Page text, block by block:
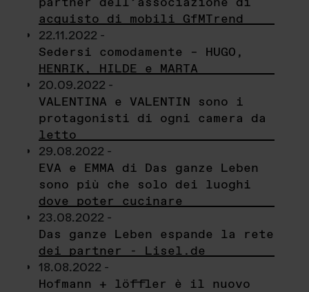
acquisto di mobili GfMTrend
22.11.2022 -
Sedersi comodamente – HUGO,
HENRIK, HILDE e MARTA
20.09.2022 -
VALENTINA e VALENTIN sono i
protagonisti di ogni camera da
letto
29.08.2022 -
EVA e EMMA di Das ganze Leben
sono più che solo dei luoghi
dove poter cucinare
23.08.2022 -
Das ganze Leben espande la rete
dei partner - Lisel.de
18.08.2022 -
Hofmann + löffler è il nuovo